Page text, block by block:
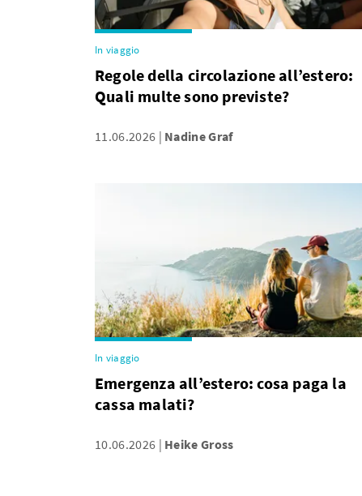
In viaggio
Regole della circolazione all’estero:
Quali multe sono previste?
11.06.2026 Nadine Graf
In viaggio
Emergenza all’estero: cosa paga la
cassa malati?
10.06.2026 Heike Gross